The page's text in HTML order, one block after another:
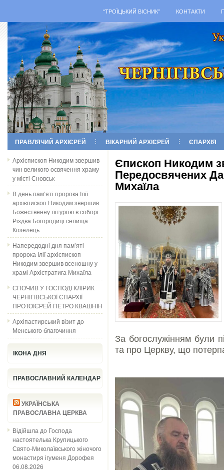
“ТРОЇЦЬКИЙ ВІСНИК” КОНТАКТИ
ПРАВЛЯЧИЙ АРХІЄРЕЙ ВІКАРНИЙ АРХІЄРЕЙ ЄПАРХІЯ
Архієпископ Никодим звершив
чин великого освячення храму
у місті Сновськ
В день пам’яті пророка Ілії
архієпископ Никодим звершив
Божественну літургію в соборі
Різдва Богородиці селища
Козелець
Напередодні дня пам’яті
пророка Ілії архієпископ
Никодим звершив всеношну у
храмі Архістратига Михаїла
СПОЧИВ У ГОСПОДІ КЛІРИК
ЧЕРНІГІВСЬКОЇ ЄПАРХІЇ
ПРОТОІЄРЕЙ ПЕТРО КВАШНІН
Архіпастирський візит до
Менського благочиння
ІКОНА ДНЯ
ПРАВОСЛАВНИЙ КАЛЕНДАР
УКРАЇНСЬКА
ПРАВОСЛАВНА ЦЕРКВА
Відійшла до Господа
настоятелька Крупицького
Свято-Миколаївського жіночого
монастиря ігуменя Дорофея
06.08.2026
Єпископ Никодим
Передосвячених
Михаїла
За богослужінням були
та про Церкву, що